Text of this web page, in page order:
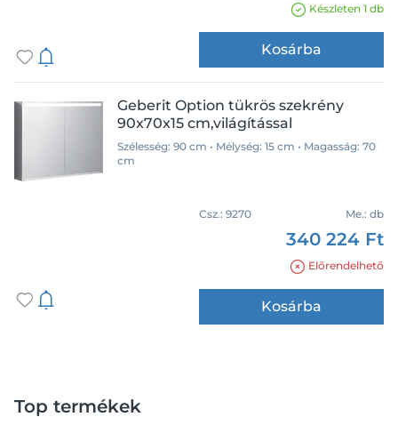
Készleten 1 db
Kosárba
Geberit Option tükrös szekrény
90x70x15 cm,világítással
Szélesség: 90 cm • Mélység: 15 cm • Magasság: 70
cm
Csz.: 9270 Me.: db
340 224 Ft
Előrendelhető
Kosárba
Magasság
15 cm
Top termékek